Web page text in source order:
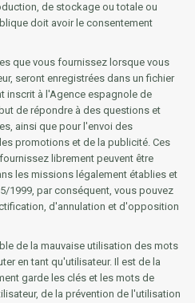
de stockage ou totale ou
doit avoir le consentement
que vous fournissez lorsque vous
seront enregistrées dans un fichier
inscrit à l'Agence espagnole de
de répondre à des questions et
ainsi que pour l'envoi des
promotions et de la publicité. Ces
librement peuvent être
les missions légalement établies et
1999, par conséquent, vous pouvez
d'annulation et d'opposition
de la mauvaise utilisation des mots
en tant qu'utilisateur. Il est de la
garde les clés et les mots de
de la prévention de l'utilisation